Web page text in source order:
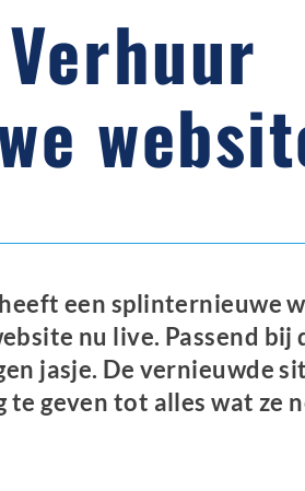
een splinternieuwe
nu live. Passend
jasje. De vernieuwde
te geven tot alles wat ze